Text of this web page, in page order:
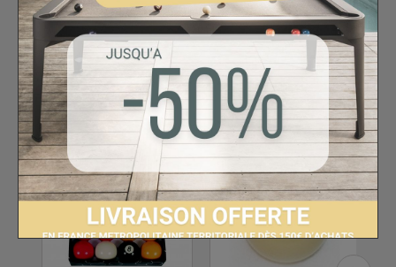
30 AUTRES PRODUITS DANS LA
MÊME CATÉGORIE
-15% -15%